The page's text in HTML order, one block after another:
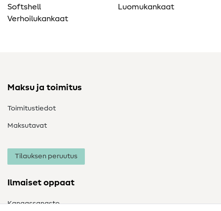
Softshell
Verhoilukankaat
Luomukankaat
Maksu ja toimitus
Toimitustiedot
Maksutavat
Tilauksen peruutus
Ilmaiset oppaat
Kangassanasto